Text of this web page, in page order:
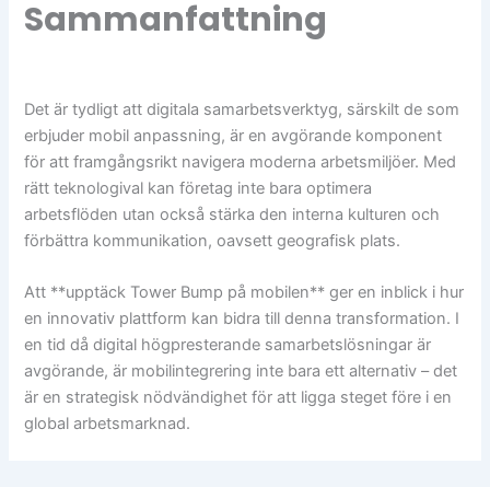
Sammanfattning
Det är tydligt att digitala samarbetsverktyg, särskilt de som
erbjuder mobil anpassning, är en avgörande komponent
för att framgångsrikt navigera moderna arbetsmiljöer. Med
rätt teknologival kan företag inte bara optimera
arbetsflöden utan också stärka den interna kulturen och
förbättra kommunikation, oavsett geografisk plats.
Att **upptäck Tower Bump på mobilen** ger en inblick i hur
en innovativ plattform kan bidra till denna transformation. I
en tid då digital högpresterande samarbetslösningar är
avgörande, är mobilintegrering inte bara ett alternativ – det
är en strategisk nödvändighet för att ligga steget före i en
global arbetsmarknad.